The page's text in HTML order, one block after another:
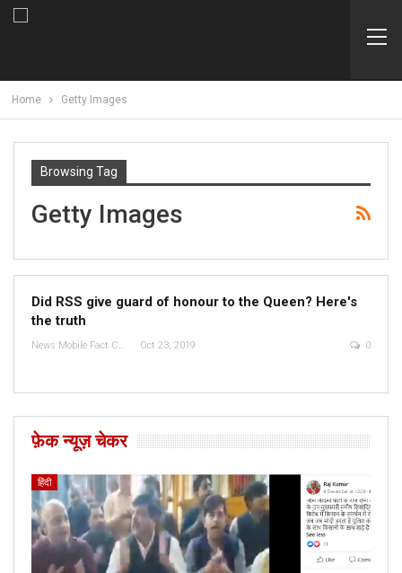
Home Getty Images
Browsing Tag
Getty Images
Did RSS give guard of honour to the Queen? Here's
the truth
News Mobile Fact Check Bureau Oct 23, 2019 0
फ़ेक न्यूज़ चेकर
हिंदी